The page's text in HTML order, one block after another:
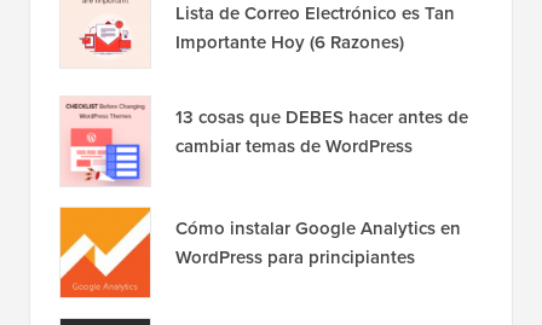
Lista de Correo Electrónico es Tan
Importante Hoy (6 Razones)
13 cosas que DEBES hacer antes de
cambiar temas de WordPress
Cómo instalar Google Analytics en
WordPress para principiantes